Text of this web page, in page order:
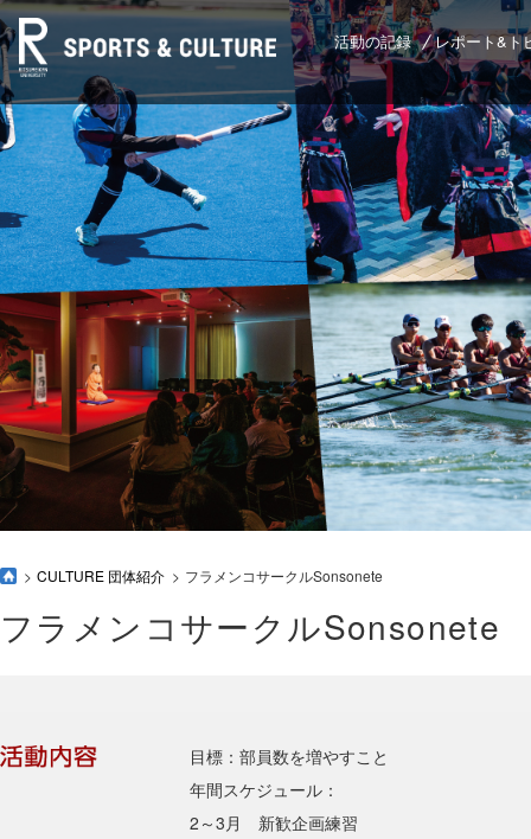
活動の記録 レポート&ト
CULTURE 団体紹介 フラメンコサークルSonsonete
フラメンコサークルSonsonete
目標：部員数を増やすこと
年間スケジュール：
2～3月 新歓企画練習